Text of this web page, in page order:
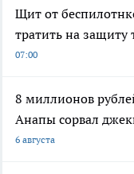
Щит от
тратить на защиту
07:00
8 миллионов
Анапы сорвал
6 августа